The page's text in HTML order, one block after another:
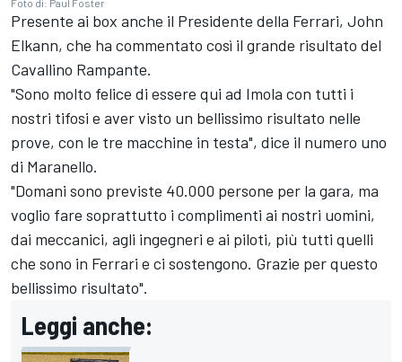
Presente ai box anche il Presidente della Ferrari, John
Elkann, che ha commentato così il grande risultato del
Cavallino Rampante.
"Sono molto felice di essere qui ad Imola con tutti i
nostri tifosi e aver visto un bellissimo risultato nelle
prove, con le tre macchine in testa", dice il numero uno
di Maranello.
"Domani sono previste 40.000 persone per la gara, ma
voglio fare soprattutto i complimenti ai nostri uomini,
dai meccanici, agli ingegneri e ai piloti, più tutti quelli
che sono in Ferrari e ci sostengono. Grazie per questo
bellissimo risultato".
Leggi anche: